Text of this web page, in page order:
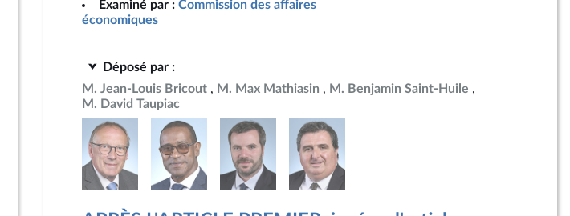
Date de dépôt
Examiné par : Commission des affaires
économiques
Déposé par :
M. Jean-Louis Bricout
M. Max Mathiasin
M. Benjamin Saint-Huile
M. David Taupiac